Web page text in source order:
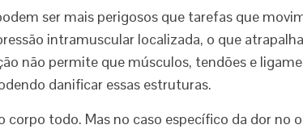
ser mais perigosos que tarefas que
intramuscular localizada, o que
não permite que músculos, tendões e
danificar essas estruturas.
corpo todo. Mas no caso específico da dor no